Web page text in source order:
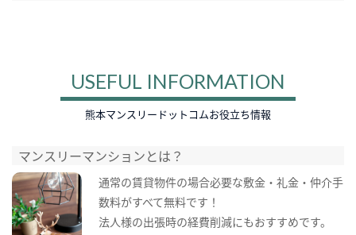
USEFUL INFORMATION
熊本マンスリードットコムお役立ち情報
マンスリーマンションとは？
通常の賃貸物件の場合必要な敷金・礼金・仲介手
数料がすべて無料です！
法人様の出張時の経費削減にもおすすめです。